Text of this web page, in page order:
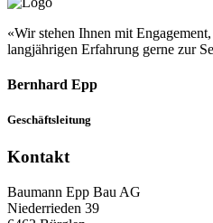
«Wir stehen Ihnen mit
langjährigen Erfahrung gerne zur
Bernhard Epp
Geschäftsleitung
Kontakt
Baumann Epp Bau AG
Niederrieden 39